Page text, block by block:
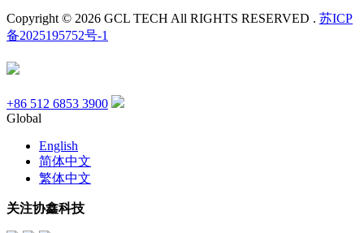
Copyright © 2026 GCL TECH All RIGHTS RESERVED . 苏ICP
备2025195752号-1
+86 512 6853 3900
Global
English
简体中文
繁体中文
关注协鑫科技